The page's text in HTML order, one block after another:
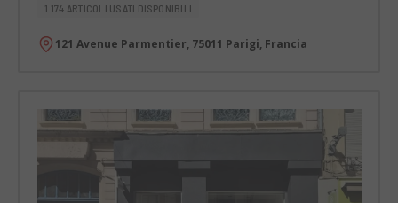
1.174 ARTICOLI USATI DISPONIBILI
121 Avenue Parmentier, 75011 Parigi, Francia